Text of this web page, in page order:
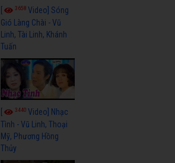
3658Video] Sóng
Gió Làng Chài - Vũ
Linh, Tài Linh, Khánh
Tuấn
3440Video] Nhạc
Tình - Vũ Linh, Thoại
Mỹ, Phương Hồng
Thủy